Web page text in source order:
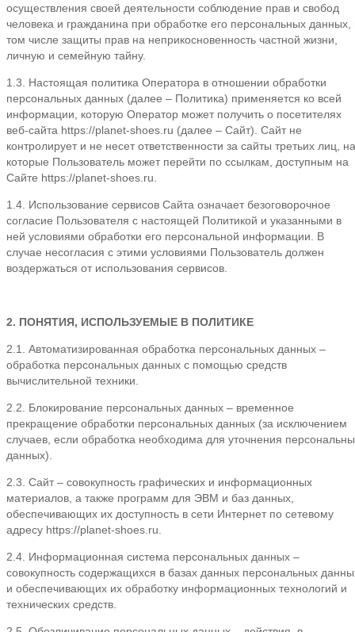
осуществления своей деятельности соблюдение прав и свобод
человека и гражданина при обработке его персональных данных,
том числе защиты прав на неприкосновенность частной жизни,
личную и семейную тайну.
1.3. Настоящая политика Оператора в отношении обработки
персональных данных (далее – Политика) применяется ко всей
информации, которую Оператор может получить о посетителях
веб-сайта https://planet-shoes.ru (далее – Сайт). Сайт не
контролирует и не несет ответственности за сайты третьих лиц, на
которые Пользователь может перейти по ссылкам, доступным на
Сайте https://planet-shoes.ru.
1.4. Использование сервисов Сайта означает безоговорочное
согласие Пользователя с настоящей Политикой и указанными в
ней условиями обработки его персональной информации. В
случае несогласия с этими условиями Пользователь должен
воздержаться от использования сервисов.
2. ПОНЯТИЯ, ИСПОЛЬЗУЕМЫЕ В ПОЛИТИКЕ
2.1. Автоматизированная обработка персональных данных –
обработка персональных данных с помощью средств
вычислительной техники.
2.2. Блокирование персональных данных – временное
прекращение обработки персональных данных (за исключением
случаев, если обработка необходима для уточнения
данных).
2.3. Сайт – совокупность графических и информационных
материалов, а также программ для ЭВМ и баз данных,
обеспечивающих их доступность в сети Интернет по сетевому
адресу https://planet-shoes.ru.
2.4. Информационная система персональных данных –
совокупность содержащихся в базах данных персональных
и обеспечивающих их обработку информационных технологий и
технических средств.